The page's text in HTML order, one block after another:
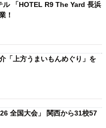
ル 「HOTEL R9 The Yard 長浜
！
「上方うまいもんめぐり」を
全国大会」 関西から31校57